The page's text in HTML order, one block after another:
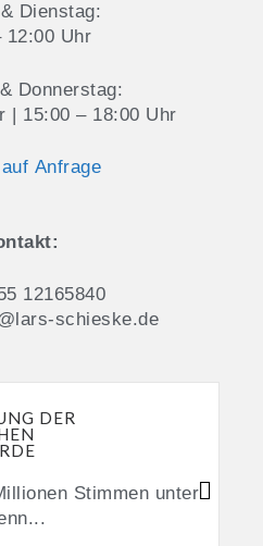
Dienstag:
12:00 Uhr
Donnerstag:
| 15:00 – 18:00 Uhr
Anfrage
12165840
schieske.de
DER
Stimmen unter